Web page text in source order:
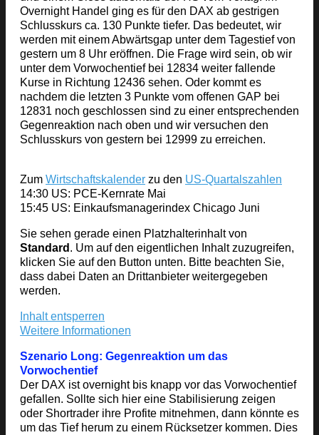
Overnight Handel ging es für den DAX ab gestrigen
Schlusskurs ca. 130 Punkte tiefer. Das bedeutet, wir
werden mit einem Abwärtsgap unter dem Tagestief von
gestern um 8 Uhr eröffnen. Die Frage wird sein, ob wir
unter dem Vorwochentief bei 12834 weiter fallende
Kurse in Richtung 12436 sehen. Oder kommt es
nachdem die letzten 3 Punkte vom offenen GAP bei
12831 noch geschlossen sind zu einer entsprechenden
Gegenreaktion nach oben und wir versuchen den
Schlusskurs von gestern bei 12999 zu erreichen.
Zum Wirtschaftskalender zu den US-Quartalszahlen
14:30 US: PCE-Kernrate Mai
15:45 US: Einkaufsmanagerindex Chicago Juni
Sie sehen gerade einen Platzhalterinhalt von
Standard . Um auf den eigentlichen Inhalt zuzugreifen,
klicken Sie auf den Button unten. Bitte beachten Sie,
dass dabei Daten an Drittanbieter weitergegeben
werden.
Inhalt entsperren
Weitere Informationen
Szenario Long: Gegenreaktion um das
Vorwochentief
Der DAX ist overnight bis knapp vor das Vorwochentief
gefallen. Sollte sich hier eine Stabilisierung zeigen
oder Shortrader ihre Profite mitnehmen, dann könnte es
um das Tief herum zu einem Rücksetzer kommen. Dies